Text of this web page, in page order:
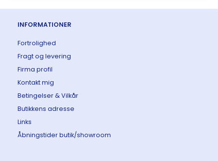
INFORMATIONER
Fortrolighed
Fragt og levering
Firma profil
Kontakt mig
Betingelser & Vilkår
Butikkens adresse
Links
Åbningstider butik/showroom